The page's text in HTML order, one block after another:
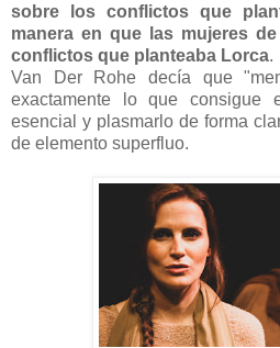
sobre los conflictos que
manera en que las mujeres
conflictos que planteaba Lorca.
Van Der Rohe decía que
exactamente lo que consigue
esencial y plasmarlo de forma
de elemento superfluo.